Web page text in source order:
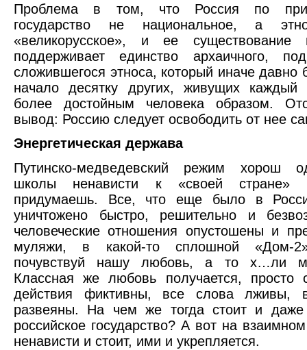
Проблема в том, что Россия по
государство не национальное, а
«великорусское», и ее существование
поддерживает единство архаичного,
сложившегося этноса, который иначе давно
начало десятку других, живущих каждый
более достойным человека образом.
вывод: Россию следует освободить от нее
Энергетическая держава
Путинско-медведевский режим хорош
школы ненависти к «своей стране»
придумаешь. Все, что еще было в
уничтожено быстро, решительно и
человеческие отношения опустошены и
муляжи, в какой-то сплошной «Дом-
почувствуй нашу любовь, а то х…ли
Классная же любовь получается, просто
действия фиктивны, все слова лживы,
развеяны. На чем же тогда стоит и даже
российское государство? А вот на
ненависти и стоит, ими и укрепляется.